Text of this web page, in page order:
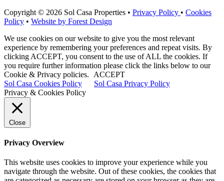
Copyright © 2026 Sol Casa Properties • Privacy Policy • Cookies
Policy • Website by Forest Design
We use cookies on our website to give you the most relevant
experience by remembering your preferences and repeat visits. By
clicking ACCEPT, you consent to the use of ALL the cookies. If
you require further information please click the links below to our
Cookie & Privacy policies.
ACCEPT
Sol Casa Cookies Policy
Sol Casa Privacy Policy
Privacy & Cookies Policy
Close
Privacy Overview
This website uses cookies to improve your experience while you
navigate through the website. Out of these cookies, the cookies that